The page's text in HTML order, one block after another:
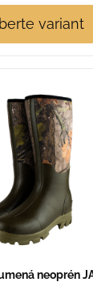
variant
neoprén